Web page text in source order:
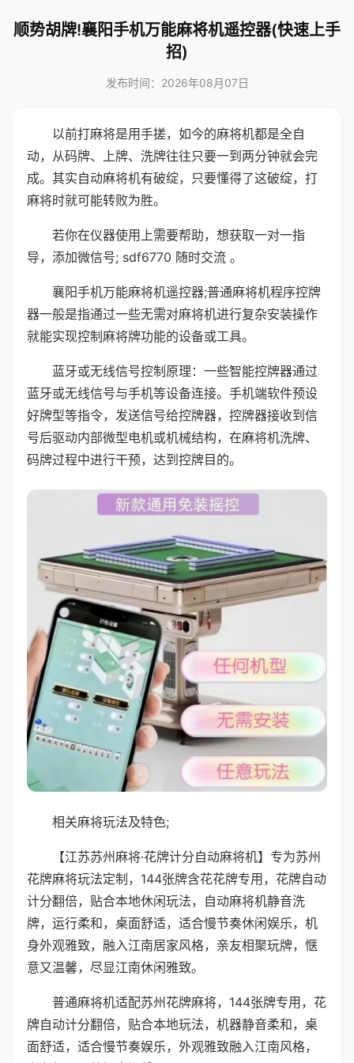
顺势胡牌!襄阳手机万能麻将机遥控器(快速上手
招)
发布时间：2026年08月07日
以前打麻将是用手搓，如今的麻将机都是全自
动，从码牌、上牌、洗牌往往只要一到两分钟就会完
成。其实自动麻将机有破绽，只要懂得了这破绽，打
麻将时就可能转败为胜。
若你在仪器使用上需要帮助，想获取一对一指
导，添加微信号; sdf6770 随时交流 。
襄阳手机万能麻将机遥控器;普通麻将机程序控牌
器一般是指通过一些无需对麻将机进行复杂安装操作
就能实现控制麻将牌功能的设备或工具。
蓝牙或无线信号控制原理：一些智能控牌器通过
蓝牙或无线信号与手机等设备连接。手机端软件预设
好牌型等指令，发送信号给控牌器，控牌器接收到信
号后驱动内部微型电机或机械结构，在麻将机洗牌、
码牌过程中进行干预，达到控牌目的。
相关麻将玩法及特色;
【江苏苏州麻将·花牌计分自动麻将机】专为苏州
花牌麻将玩法定制，144张牌含花花牌专用，花牌自动
计分翻倍，贴合本地休闲玩法，自动麻将机静音洗
牌，运行柔和，桌面舒适，适合慢节奏休闲娱乐，机
身外观雅致，融入江南居家风格，亲友相聚玩牌，惬
意又温馨，尽显江南休闲雅致。
普通麻将机适配苏州花牌麻将，144张牌专用，花
牌自动计分翻倍，贴合本地玩法，机器静音柔和，桌
面舒适，适合慢节奏娱乐，外观雅致融入江南风格，